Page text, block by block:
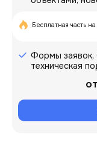
Бесплатная часть на
Формы заявок,
техническая
от